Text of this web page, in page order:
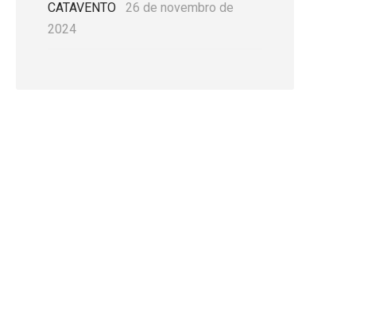
CATAVENTO
26 de novembro de
2024